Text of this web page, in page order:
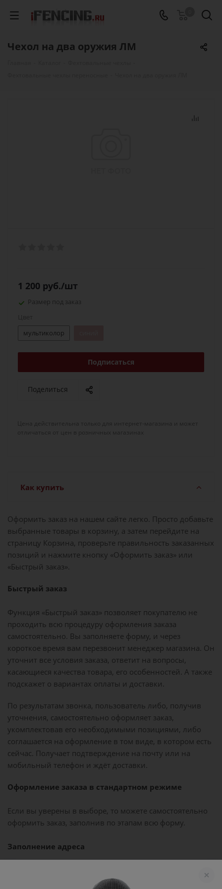
Чехол на два оружия ЛМ
1 200 руб./шт
Размер под заказ
мультиколор
Подписаться
Поделиться
Как купить
Оформить заказ на нашем сайте легко. Просто добавьте
выбранные товары в корзину, а затем перейдите на
страницу Корзина, проверьте правильность заказанных
позиций и нажмите кнопку «Оформить заказ» или
«Быстрый заказ».
Быстрый заказ
Функция «Быстрый заказ» позволяет покупателю не
проходить всю процедуру оформления заказа
самостоятельно. Вы заполняете форму, и через
короткое время вам перезвонит менеджер магазина. Он
уточнит все условия заказа, ответит на вопросы,
касающиеся качества товара, его особенностей. А также
подскажет о вариантах оплаты и доставки.
По результатам звонка, пользователь либо, получив
уточнения, самостоятельно оформляет заказ,
укомплектовав его необходимыми позициями, либо
соглашается на оформление в том виде, в котором есть
сейчас. Получает подтверждение на почту или на
мобильный телефон и ждёт доставки.
Оформление заказа в стандартном режиме
Если вы уверены в выборе, то можете самостоятельно
оформить заказ, заполнив по этапам всю форму.
Заполнение адреса
населённого пункта. Если вы не нашли свой